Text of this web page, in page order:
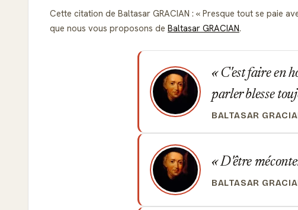
Cette citation de Baltasar GRACIAN : Presque tout se paie
que nous vous proposons de Baltasar GRACIAN.
C'est faire en
parler blesse
BALTASAR
D'être
BALTASAR